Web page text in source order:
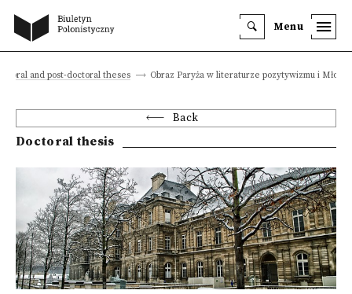
Menu
and post-doctoral theses Obraz Paryża w literaturze pozytywizmu i
Back
Doctoral thesis